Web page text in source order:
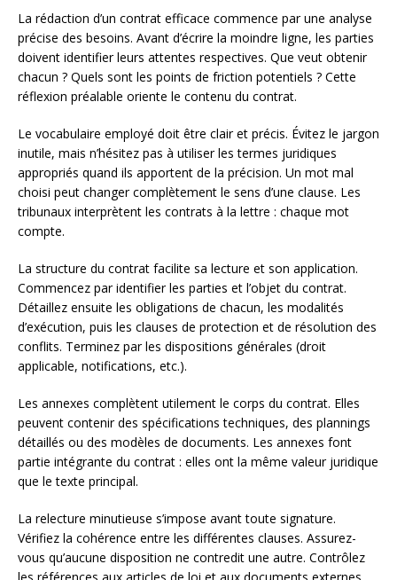
La rédaction d’un contrat efficace commence par une analyse
précise des besoins. Avant d’écrire la moindre ligne, les parties
doivent identifier leurs attentes respectives. Que veut obtenir
chacun ? Quels sont les points de friction potentiels ? Cette
réflexion préalable oriente le contenu du contrat.
Le vocabulaire employé doit être clair et précis. Évitez le jargon
inutile, mais n’hésitez pas à utiliser les termes juridiques
appropriés quand ils apportent de la précision. Un mot mal
choisi peut changer complètement le sens d’une clause. Les
tribunaux interprètent les contrats à la lettre : chaque mot
compte.
La structure du contrat facilite sa lecture et son application.
Commencez par identifier les parties et l’objet du contrat.
Détaillez ensuite les obligations de chacun, les modalités
d’exécution, puis les clauses de protection et de résolution des
conflits. Terminez par les dispositions générales (droit
applicable, notifications, etc.).
Les annexes complètent utilement le corps du contrat. Elles
peuvent contenir des spécifications techniques, des plannings
détaillés ou des modèles de documents. Les annexes font
partie intégrante du contrat : elles ont la même valeur juridique
que le texte principal.
La relecture minutieuse s’impose avant toute signature.
Vérifiez la cohérence entre les différentes clauses. Assurez-
vous qu’aucune disposition ne contredit une autre. Contrôlez